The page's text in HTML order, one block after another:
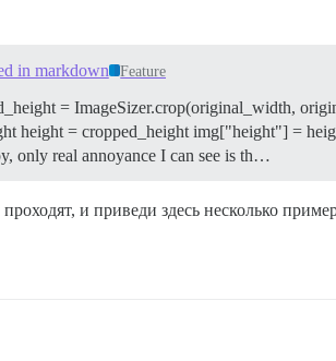
in markdown Feature
= ImageSizer.crop(original_width,
= cropped_height img["height"] =
only real annoyance I can see is th…
и приведи здесь несколько